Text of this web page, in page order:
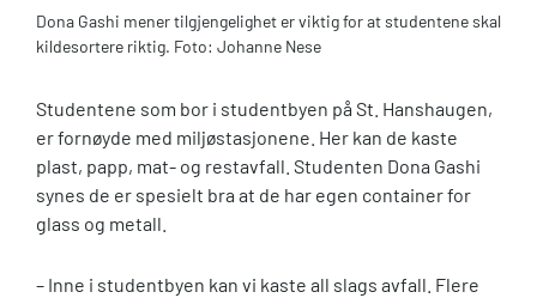
Dona Gashi mener tilgjengelighet er viktig for at studentene skal
kildesortere riktig. Foto: Johanne Nese
Studentene som bor i studentbyen på St. Hanshaugen,
er fornøyde med miljøstasjonene. Her kan de kaste
plast, papp, mat- og restavfall. Studenten Dona Gashi
synes de er spesielt bra at de har egen container for
glass og metall.
– Inne i studentbyen kan vi kaste all slags avfall. Flere